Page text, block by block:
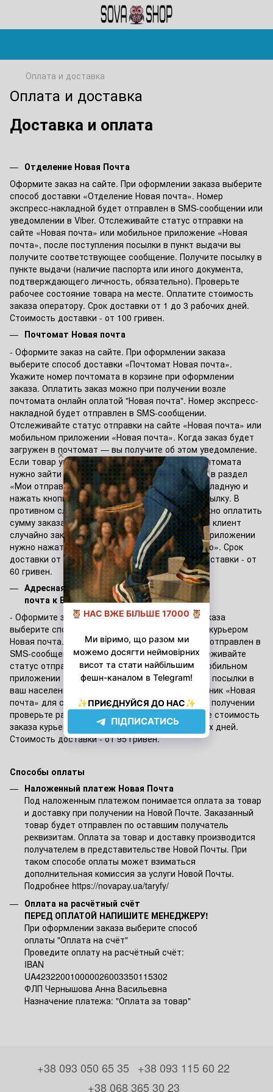
Оплата и доставка
Оплата и доставка
Доставка и оплата
Отделение Новая Почта
Оформите заказ на сайте. При оформлении заказа выберите
способ доставки «Отделение Новая почта». Номер
экспресс-накладной будет отправлен в SMS-сообщении или
уведомлении в Viber. Отслеживайте статус отправки на
сайте «Новая почта» или мобильное приложение «Новая
почта», после поступления посылки в пункт выдачи вы
получите соответствующее сообщение. Получите посылку в
пункте выдачи (наличие паспорта или иного документа,
подтверждающего личность, обязательно). Проверьте
рабочее состояние товара на месте. Оплатите стоимость
заказа оператору. Срок доставки от 1 до 3 рабочих дней.
Стоимость доставки - от 100 гривен.
Почтомат Новая почта
- Оформите заказ на сайте. При оформлении заказа
выберите способ доставки «Почтомат Новая почта».
Укажите номер почтомата в корзине при оформлении
заказа. Оплатить заказ можно при получении возле
почтомата онлайн оплатой "Новая почта". Номер экспресс-
накладной будет отправлен в SMS-сообщении.
Отслеживайте статус отправки на сайте «Новая почта» или
мобильном приложении «Новая почта». Когда заказ будет
загружен в почтомат — вы получите об этом уведомление.
Если товар уплачивался по подписке, возле почтомата
нужно зайти в мобильное приложение, перейти в раздел
«Мои отправки», выбрать нужную экспресс-накладную и
нажать кнопку «Открыть ячейку» и забрать посылку. В
противном случае перед открытием ячейки нужно оплатить
сумму заказа в приложении "Новая почта". Если клиент
случайно закрыл ячейку, не забрав посылку, в приложении
нужно нажать кнопку «Открыть ячейку повторно». Срок
доставки от 1 до 3 рабочих дней. Стоимость доставки - от
60 гривен.
Адресная доставка курьером Новая
почта к Вашим дверям по Украине
- Оформите заказ на сайте. При оформлении заказа
выберите способ доставки Адресная доставка курьером
Новая почта. Номер экспресс-накладной будет отправлен в
SMS-сообщении или уведомлении в Viber. Отслеживайте
статус отправки на сайте «Новая почта» или мобильном
приложении «Новая почта». После поступления посылки в
ваш населенный пункт с вами свяжется сотрудник «Новая
почта» для согласования сроков доставки. При получении
проверьте рабочее состояние товара. Оплатите стоимость
заказа курьеру. Срок доставки от 1 до 3 рабочих дней.
Стоимость доставки - от 95 гривен.
Способы оплаты
Наложенный платеж Новая Почта
Под наложенным платежом понимается оплата за товар
и доставку при получении на Новой Почте. Заказанный
товар будет отправлен по оставшим получатель
реквизитам. Оплата за товар и доставку производится
получателем в представительстве Новой Почты. При
таком способе оплаты может взиматься
дополнительная комиссия за услуги Новой Почты.
Подробнее https://novapay.ua/taryfy/
Оплата на расчётный счёт
ПЕРЕД ОПЛАТОЙ НАПИШИТЕ МЕНЕДЖЕРУ!
При оформлении заказа выберите способ
оплаты "Оплата на счёт"
Проведите оплату на расчётный счёт:
IBAN
UA423220010000026003350115302
ФЛП Чернышова Анна Васильевна
Назначение платежа: "Оплата за товар"
+38 093 050 65 35 +38 093 115 60 22
+38 068 365 30 23